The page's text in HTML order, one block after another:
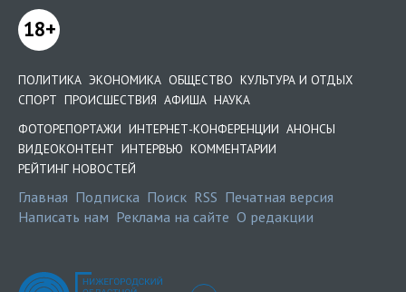
18+
ПОЛИТИКА ЭКОНОМИКА ОБЩЕСТВО КУЛЬТУРА И ОТДЫХ
СПОРТ ПРОИСШЕСТВИЯ АФИША НАУКА
ФОТОРЕПОРТАЖИ ИНТЕРНЕТ-КОНФЕРЕНЦИИ АНОНСЫ
ВИДЕОКОНТЕНТ ИНТЕРВЬЮ КОММЕНТАРИИ
РЕЙТИНГ НОВОСТЕЙ
Главная Подписка Поиск RSS Печатная версия
Написать нам Реклама на сайте О редакции